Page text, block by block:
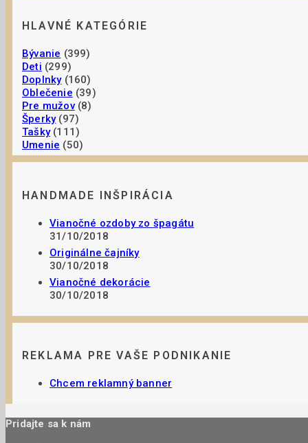
HLAVNÉ KATEGÓRIE
Bývanie (399)
Deti (299)
Doplnky(160)
Oblečenie (39)
Pre mužov(8)
Šperky(97)
Tašky(111)
Umenie (50)
HANDMADE INŠPIRÁCIA
Vianočné ozdoby zo špagátu
31/10/2018
Originálne čajníky
30/10/2018
Vianočné dekorácie
30/10/2018
REKLAMA PRE VAŠE PODNIKANIE
Chcem reklamný banner
Pridajte sa k nám